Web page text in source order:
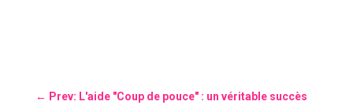
← Prev: L'aide "Coup de pouce" : un véritable succès